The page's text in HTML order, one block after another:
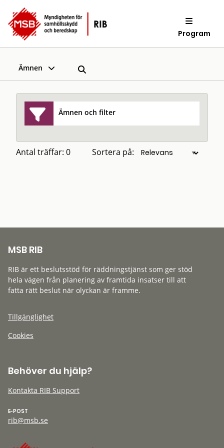
Program
Ämnen
Ämnen och filter
Antal träffar: 0 Sortera på:
MSB RIB
RIB är ett beslutsstöd för räddningstjänst som ger stöd
hela vägen från planering av framtida insatser till att
fatta rätt beslut när olyckan är framme.
Tillgänglighet
Cookies
Behöver du hjälp?
Kontakta RIB Support
E-POST
rib@msb.se